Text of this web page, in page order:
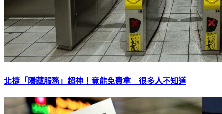
北捷「隱藏服務」超神！竟能免費拿 很多人不知道